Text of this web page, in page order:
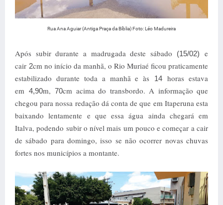
Rua Ana Aguiar (Antiga Praça da Bíblia) Foto: Léo Madureira
Após subir durante a madrugada deste sábado (15/02)
e
cair 2cm no início da manhã, o Rio Muriaé ficou praticamente
estabilizado durante toda a manhã e às
14 horas estava
em 4,90m, 70cm acima do transbordo. A informação que
chegou para nossa redação dá conta de que em Itaperuna esta
baixando lentamente e que essa água ainda chegará em
Italva, podendo subir o nível mais um pouco e começar a cair
de sábado para domingo, isso se não ocorrer novas chuvas
fortes nos municípios a montante.